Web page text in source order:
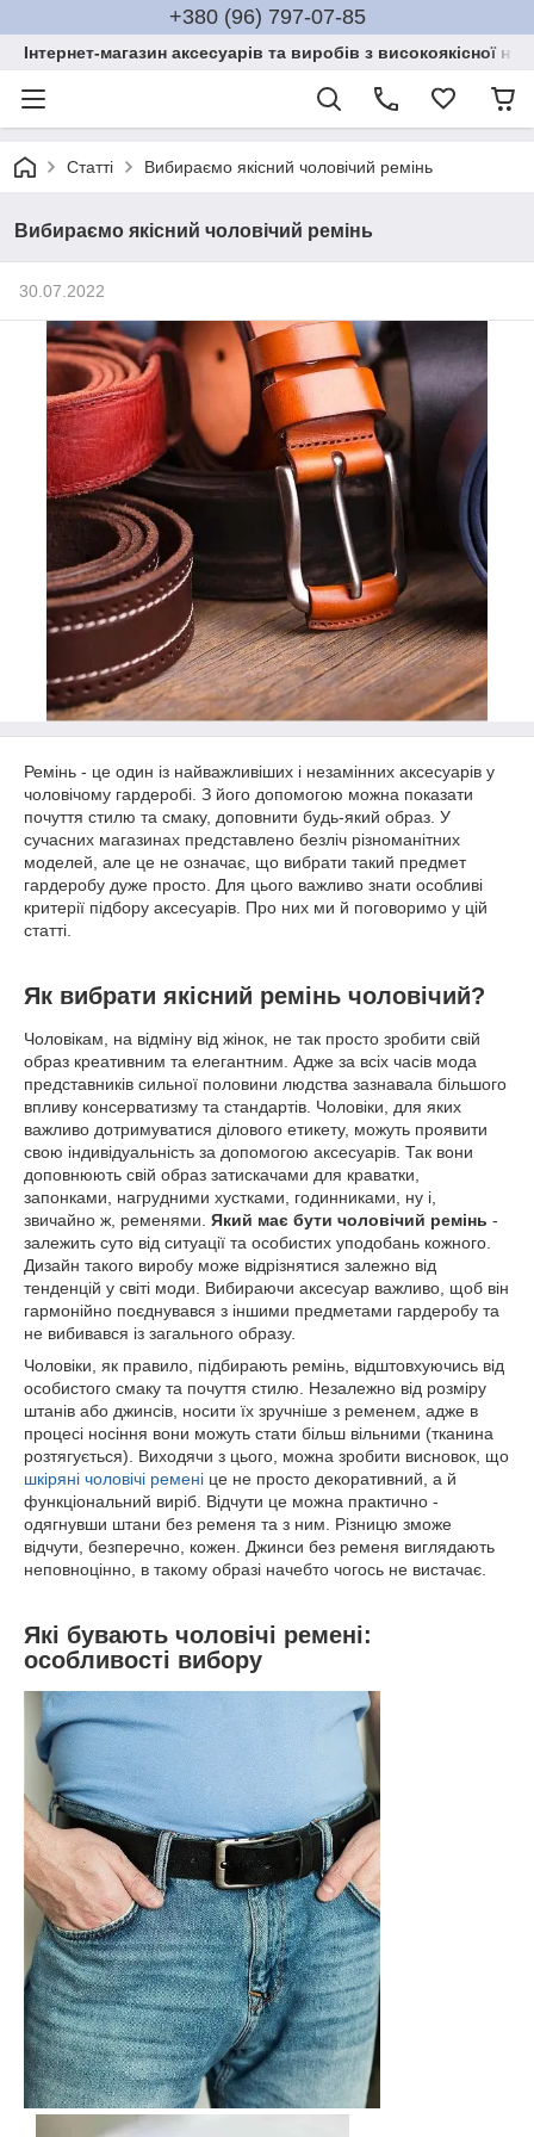
+380 (96) 797-07-85
Інтернет-магазин аксесуарів та виробів з високоякісної
Статті Вибираємо якісний чоловічий ремінь
Вибираємо якісний чоловічий ремінь
30.07.2022
Ремінь - це один із найважливіших і незамінних аксесуарів у
чоловічому гардеробі. З його допомогою можна показати
почуття стилю та смаку, доповнити будь-який образ. У
сучасних магазинах представлено безліч різноманітних
моделей, але це не означає, що вибрати такий предмет
гардеробу дуже просто. Для цього важливо знати особливі
критерії підбору аксесуарів. Про них ми й поговоримо у цій
статті.
Як вибрати якісний ремінь чоловічий?
Чоловікам, на відміну від жінок, не так просто зробити свій
образ креативним та елегантним. Адже за всіх часів мода
представників сильної половини людства зазнавала більшого
впливу консерватизму та стандартів. Чоловіки, для яких
важливо дотримуватися ділового етикету, можуть проявити
свою індивідуальність за допомогою аксесуарів. Так вони
доповнюють свій образ затискачами для краватки,
запонками, нагрудними хустками, годинниками, ну і,
звичайно ж, ременями. Який має бути чоловічий ремінь -
залежить суто від ситуації та особистих уподобань кожного.
Дизайн такого виробу може відрізнятися залежно від
тенденцій у світі моди. Вибираючи аксесуар важливо, щоб він
гармонійно поєднувався з іншими предметами гардеробу та
не вибивався із загального образу.
Чоловіки, як правило, підбирають ремінь, відштовхуючись від
особистого смаку та почуття стилю. Незалежно від розміру
штанів або джинсів, носити їх зручніше з ременем, адже в
процесі носіння вони можуть стати більш вільними (тканина
розтягується). Виходячи з цього, можна зробити висновок, що
шкіряні чоловічі ремені це не просто декоративний, а й
функціональний виріб. Відчути це можна практично -
одягнувши штани без ременя та з ним. Різницю зможе
відчути, безперечно, кожен. Джинси без ременя виглядають
неповноцінно, в такому образі начебто чогось не вистачає.
Які бувають чоловічі ремені:
особливості вибору